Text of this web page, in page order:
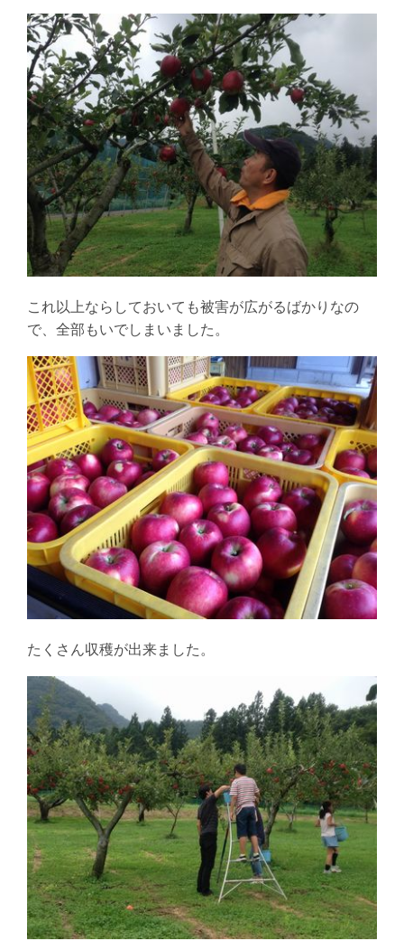
これ以上ならしておいても被害が広がるばかりなの
で、全部もいでしまいました。
たくさん収穫が出来ました。